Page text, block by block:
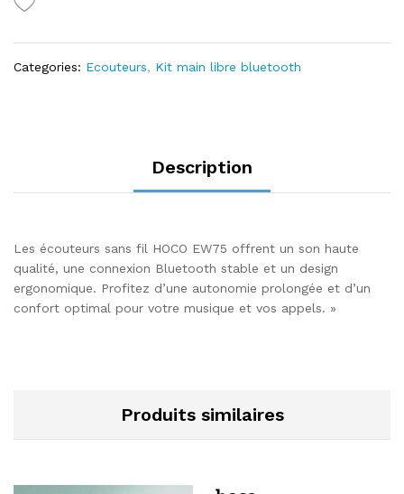
Categories: Ecouteurs, Kit main libre bluetooth
Description
Les écouteurs sans fil HOCO EW75 offrent un son haute
qualité, une connexion Bluetooth stable et un design
ergonomique. Profitez d’une autonomie prolongée et d’un
confort optimal pour votre musique et vos appels. »
Produits similaires